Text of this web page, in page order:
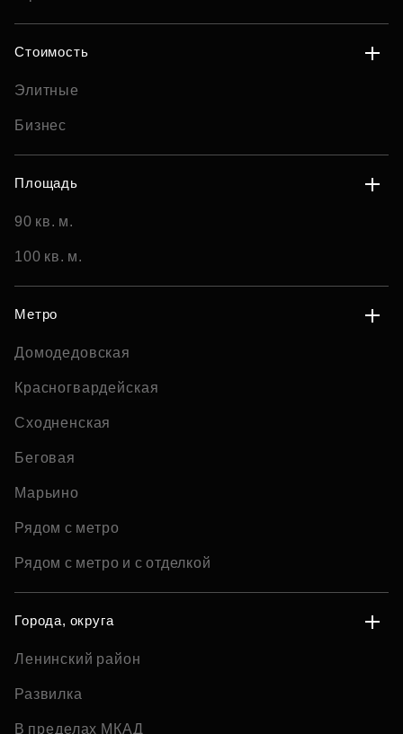
Стоимость
Элитные
Бизнес
Площадь
90 кв. м.
100 кв. м.
Метро
Домодедовская
Красногвардейская
Сходненская
Беговая
Марьино
Рядом с метро
Рядом с метро и с отделкой
Города, округа
Ленинский район
Развилка
В пределах МКАД